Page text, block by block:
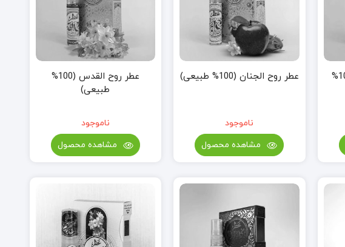
عطر طبیعی روح افزا (100%
عطر روح الجنان (100% طبیعی)
ناموجود
مشاهده محصول
عطر روح القدس (100%
طبیعی)
ناموجود
مشاهده محصول